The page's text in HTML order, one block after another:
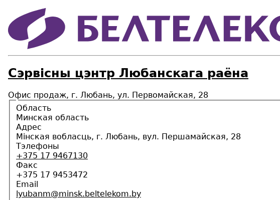
Сэрвісны цэнтр Любанскага раёна
Офис продаж, г. Любань, ул. Первомайская, 28
Область
Минская область
Адрес
Мінская вобласць, г. Любань, вул. Першамайская, 28
Тэлефоны
+375 17 9467130
Факс
+375 17 9453472
Email
lyubanm@minsk.beltelekom.by